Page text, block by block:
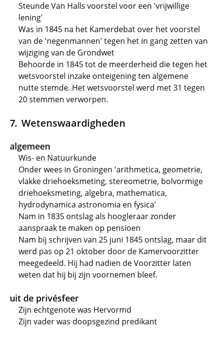
Steunde Van Halls voorstel voor een 'vrijwillige
lening'
Was in 1845 na het Kamerdebat over het voorstel
van de 'negenmannen' tegen het in gang zetten van
wijziging van de Grondwet
Behoorde in 1845 tot de meerderheid die tegen het
wetsvoorstel inzake onteigening ten algemene
nutte stemde. Het wetsvoorstel werd met 31 tegen
20 stemmen verworpen.
Wetenswaardigheden
algemeen
Wis- en Natuurkunde
Onder wees in Groningen 'arithmetica, geometrie,
vlakke driehoeksmeting, stereometrie, bolvormige
driehoeksmeting, algebra, mathematica,
hydrodynamica astronomia en fysica'
Nam in 1835 ontslag als hoogleraar zonder
aanspraak te maken op pensioen
Nam bij schrijven van 25 juni 1845 ontslag, maar dit
werd pas op 21 oktober door de Kamervoorzitter
meegedeeld. Hij had nadien de Voorzitter laten
weten dat hij bij zijn voornemen bleef.
uit de privésfeer
Zijn echtgenote was Hervormd
Zijn vader was doopsgezind predikant